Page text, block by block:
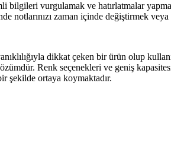
vurgulamak ve hatırlatmalar
notlarınızı zaman içinde değiştirmek
dikkat çeken bir ürün olup
Renk seçenekleri ve geniş
şekilde ortaya koymaktadır.